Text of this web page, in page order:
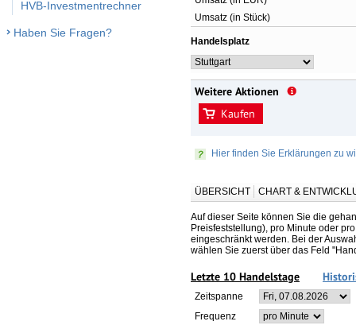
HVB-Investmentrechner
Haben Sie Fragen?
Umsatz (in Stück)
Handelsplatz
Weitere Aktionen
Kaufen
Hier finden Sie Erklärungen zu
ÜBERSICHT CHART &
Auf dieser Seite können Sie die
Preisfeststellung), pro Minute oder
eingeschränkt werden. Bei der
wählen Sie zuerst über das Feld
Letzte 10 Handelstage
Zeitspanne
Frequenz